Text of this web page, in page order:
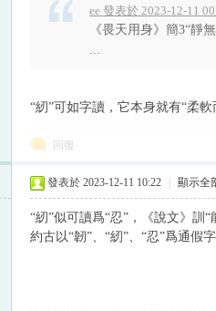
ee 發表於 2023-12-11
《畏天用身》簡3“靜
...
“紉”可如字讀，它本身就有“柔軟
回復
發表於 2023-12-11 10:22 顯示全
“紉”似可讀爲“忍”，《說文》訓
約古以“韌”、“紉”、“忍”爲通假字